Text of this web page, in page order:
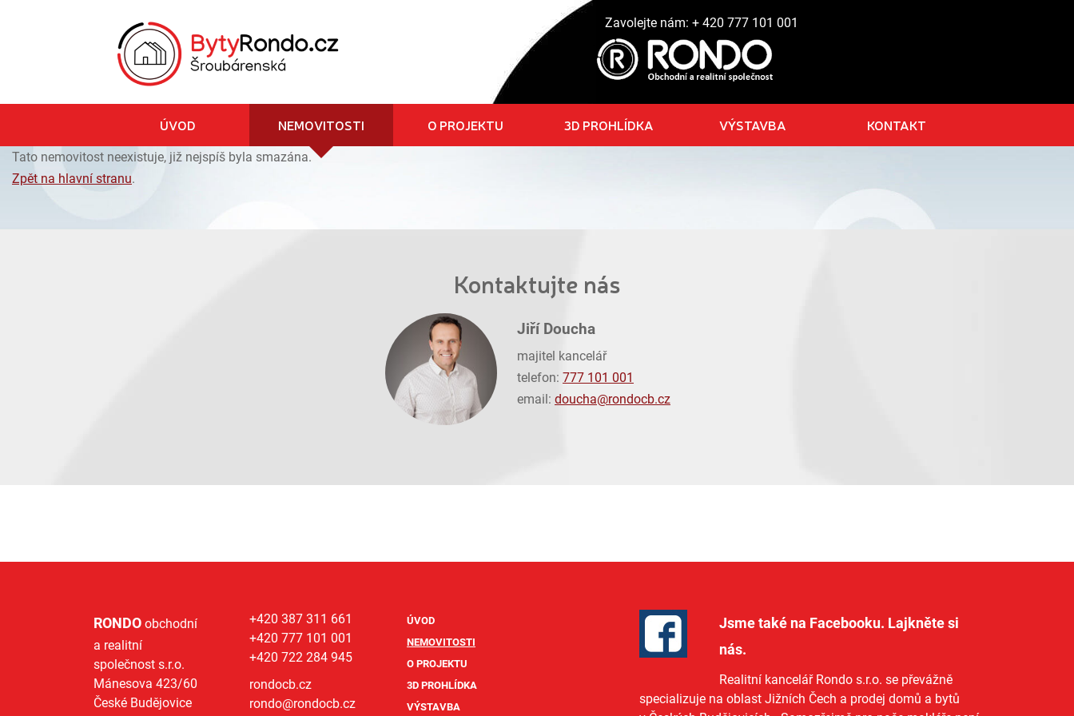
Zavolejte nám: + 420 777 101 001
ÚVOD NEMOVITOSTI O PROJEKTU 3D PROHLÍDKA VÝSTAVBA KONTAKT
Tato nemovitost neexistuje, již nejspíš byla smazána.
Zpět na hlavní stranu.
Kontaktujte nás
Jiří Doucha
majitel kancelář
telefon: 777 101 001
email: doucha@rondocb.cz
RONDO obchodní
a realitní
společnost s.r.o.
Mánesova 423/60
České Budějovice
+420 387 311 661
+420 777 101 001
+420 722 284 945
rondocb.cz
rondo@rondocb.cz
ÚVOD
NEMOVITOSTI
O PROJEKTU
3D PROHLÍDKA
VÝSTAVBA
Jsme také na Facebooku. Lajkněte si
nás.
Realitní kancelář Rondo s.r.o. se převážně
specializuje na oblast Jižních Čech a prodej domů a bytů